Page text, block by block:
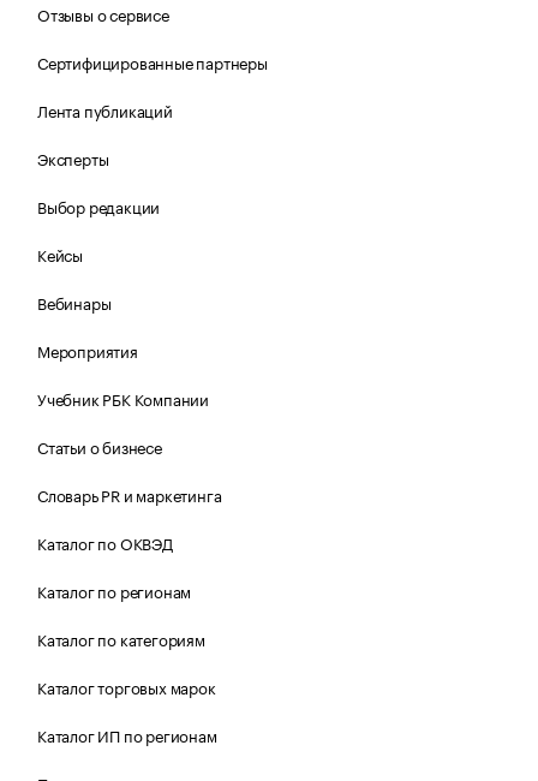
Отзывы о сервисе
Сертифицированные партнеры
Лента публикаций
Эксперты
Выбор редакции
Кейсы
Вебинары
Мероприятия
Учебник РБК Компании
Статьи о бизнесе
Словарь PR и маркетинга
Каталог по ОКВЭД
Каталог по регионам
Каталог по категориям
Каталог торговых марок
Каталог ИП по регионам